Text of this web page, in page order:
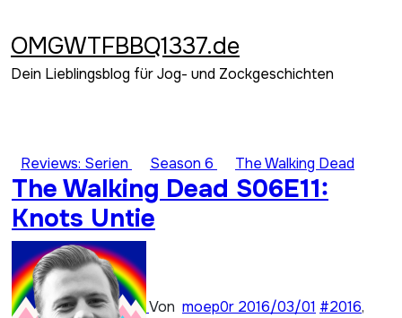
springen
OMGWTFBBQ1337.de
Dein Lieblingsblog für Jog- und Zockgeschichten
Reviews: Serien Season 6 The Walking Dead
The Walking Dead S06E11:
Knots Untie
Von moep0r 2016/03/01 #2016,